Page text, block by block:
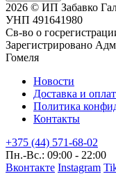
2026 © ИП Забавко
УНП 491641980
Св-во о
Зарегистрировано
Гомеля
Новости
Доставка и
Политика
Контакты
+375 (44) 571-68-02
Пн.-Вс.: 09:00 - 22:00
Вконтакте Instagram